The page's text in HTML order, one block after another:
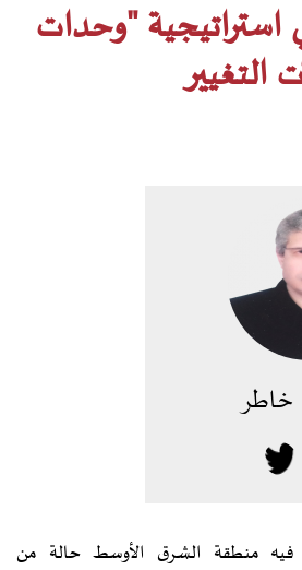
استراتيجية "وحدات
التغيير
خاطر
منطقة الشرق الأوسط حالة من